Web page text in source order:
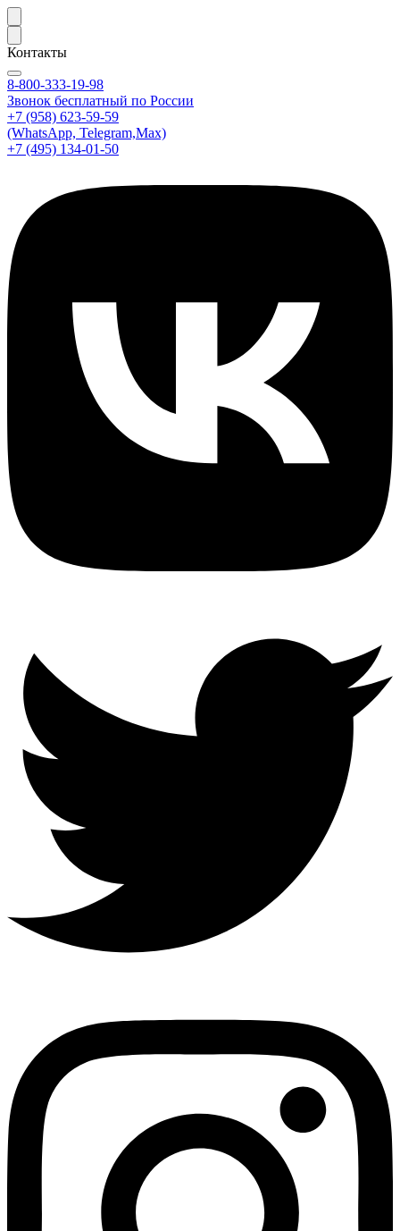
Контакты
8-800-333-19-98
Звонок бесплатный по России
+7 (958) 623-59-59
(WhatsApp, Telegram,Max)
+7 (495) 134-01-50